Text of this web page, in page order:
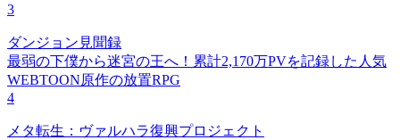
3
ダンジョン見聞録
最弱の下僕から迷宮の王へ！累計2,170万PVを記録した人気
WEBTOON原作の放置RPG
4
メタ転生：ヴァルハラ復興プロジェクト